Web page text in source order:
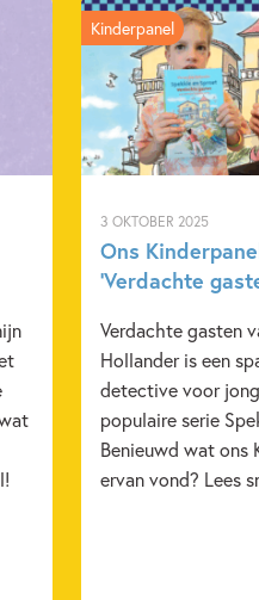
3 OKTOBER 2025
Ons
‘Verdachte
Verdachte gasten
Hollander is een
detective voor
populaire serie
Benieuwd wat ons
ervan vond? Lees
Kinderpanel